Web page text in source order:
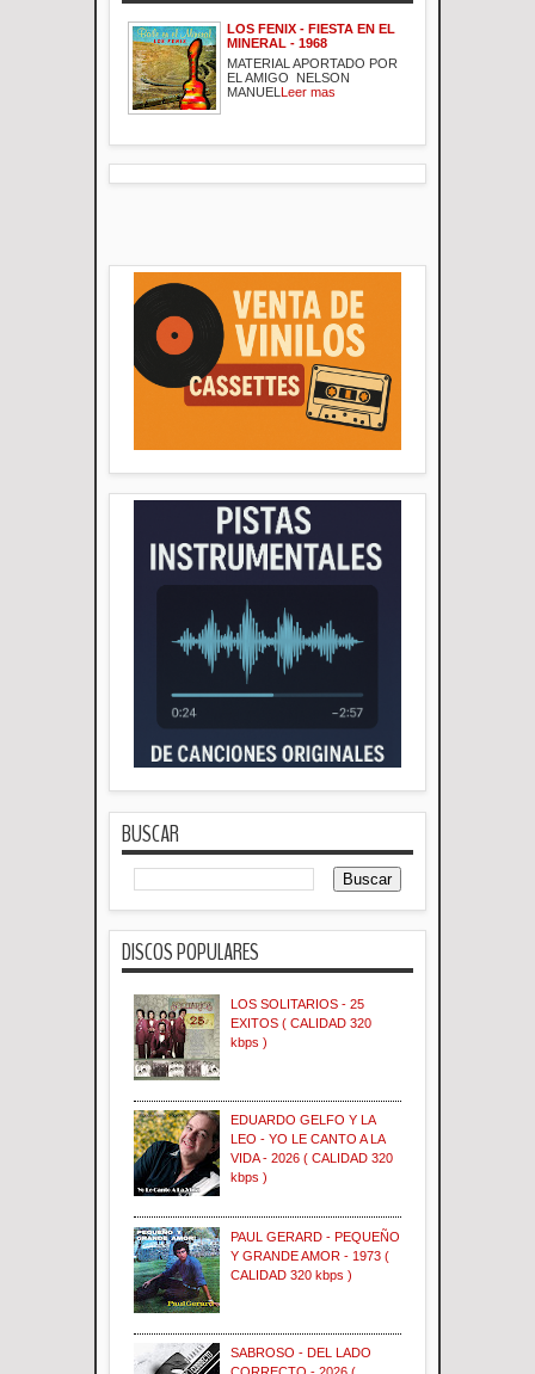
LOS FENIX - FIESTA EN EL
MINERAL - 1968
MATERIAL APORTADO POR
EL AMIGO NELSON
MANUEL Leer mas
BUSCAR
DISCOS POPULARES
LOS SOLITARIOS - 25
EXITOS ( CALIDAD 320
kbps )
EDUARDO GELFO Y LA
LEO - YO LE CANTO A LA
VIDA - 2026 ( CALIDAD 320
kbps )
PAUL GERARD - PEQUEÑO
Y GRANDE AMOR - 1973 (
CALIDAD 320 kbps )
SABROSO - DEL LADO